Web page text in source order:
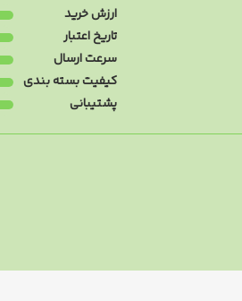
ارزش خرید
تاریخ اعتبار
سرعت ارسال
کیفیت بسته بندی
پشتیبانی